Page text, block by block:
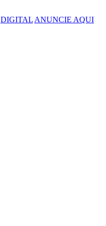
DIGITAL ANUNCIE AQUI